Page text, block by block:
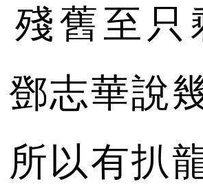
殘舊至只
志華說
以有扒